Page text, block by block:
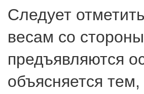
Следует
весам со
предъявляются
объясняется тем,